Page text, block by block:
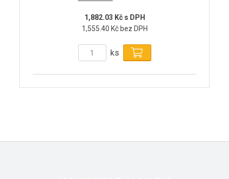
1,882.03 Kč s DPH
1,555.40 Kč bez DPH
ks